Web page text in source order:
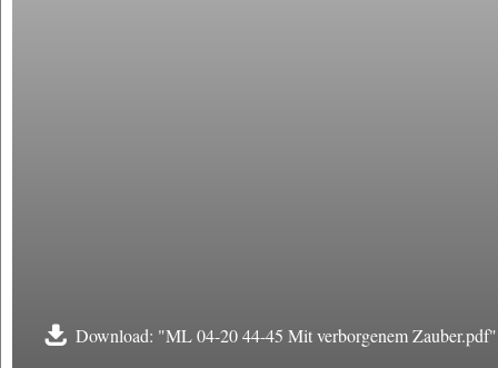
Download: "ML 04-20 44-45 Mit verborgenem Zauber.pdf"